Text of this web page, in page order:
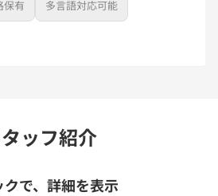
保有 多言語対応可能
ッフ紹介
クで、詳細を表示